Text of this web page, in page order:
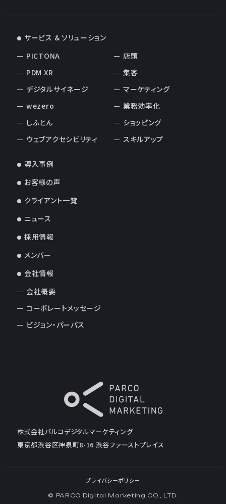
株式会社パルコデジタルマーケティング
東京都渋谷区神泉町8-16 渋谷ファーストプレイス
サービス & ソリューション
PICTONA
PDM XR
デジタルサイネージ
wezero
しふとん
ウェブアクセシビリティ
店頭
集客
マーケティング
業務効率化
ショッピング
スキルアップ
導入事例
お客様の声
クライアント一覧
ニュース
採用情報
メンバー
会社情報
会社概要
コーポレートメッセージ
ビジョン・パーパス
プライバシーポリシー
© PARCO Digital Marketing CO., LTD.